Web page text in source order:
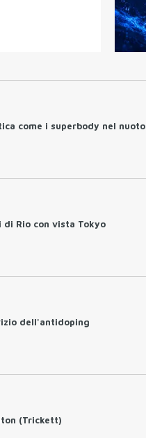
come i superbody nel nuoto
di Rio con vista Tokyo
dell'antidoping
(Trickett)